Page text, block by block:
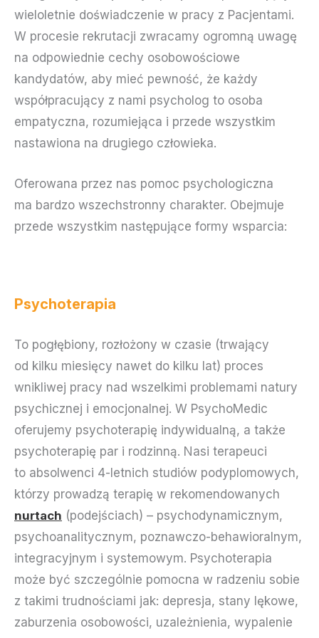
wieloletnie doświadczenie w pracy z Pacjentami.
W procesie rekrutacji zwracamy ogromną uwagę
na odpowiednie cechy osobowościowe
kandydatów, aby mieć pewność, że każdy
współpracujący z nami psycholog to osoba
empatyczna, rozumiejąca i przede wszystkim
nastawiona na drugiego człowieka.
Oferowana przez nas pomoc psychologiczna
ma bardzo wszechstronny charakter. Obejmuje
przede wszystkim następujące formy wsparcia:
Psychoterapia
To pogłębiony, rozłożony w czasie (trwający
od kilku miesięcy nawet do kilku lat) proces
wnikliwej pracy nad wszelkimi problemami natury
psychicznej i emocjonalnej. W PsychoMedic
oferujemy psychoterapię indywidualną, a także
psychoterapię par i rodzinną. Nasi terapeuci
to absolwenci 4-letnich studiów podyplomowych,
którzy prowadzą terapię w rekomendowanych
nurtach (podejściach) – psychodynamicznym,
psychoanalitycznym, poznawczo-behawioralnym,
integracyjnym i systemowym. Psychoterapia
może być szczególnie pomocna w radzeniu sobie
z takimi trudnościami jak: depresja, stany lękowe,
zaburzenia osobowości, uzależnienia, wypalenie